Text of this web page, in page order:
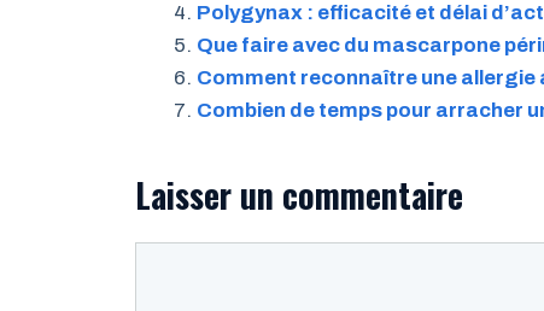
Polygynax : efficacité et délai
Que faire avec du mascarpone
Comment reconnaître une allergie
Combien de temps pour arracher
Laisser un commentaire